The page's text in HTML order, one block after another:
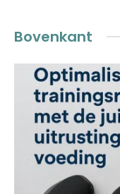
Bovenkant